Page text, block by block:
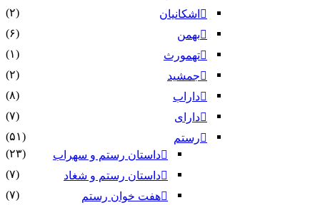
اشکانیان
(۲)
بهمن
(۶)
تهمورث
(۱)
جمشید
(۲)
داراب
(۸)
دارای
(۷)
رستم
(۵۱)
داستان رستم و سهراب
(۲۳)
داستان رستم و شغاد
(۷)
هفت خوان رستم‏
(۷)